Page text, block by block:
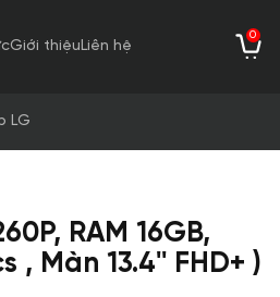
Giới thiệuLiên hệ
0
LG
RAM 16GB,
, Màn 13.4'' FHD+ )